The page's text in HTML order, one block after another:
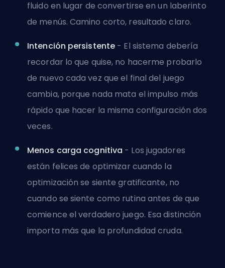
fluido en lugar de convertirse en un laberinto
de menús. Camino corto, resultado claro.
Intención persistente - El sistema debería
recordar lo que quise, no hacerme probarlo
de nuevo cada vez que el final del juego
cambia, porque nada mata el impulso más
rápido que hacer la misma configuración dos
veces.
Menos carga cognitiva - Los jugadores
están felices de optimizar cuando la
optimización se siente gratificante, no
cuando se siente como rutina antes de que
comience el verdadero juego. Esa distinción
importa más que la profundidad cruda.